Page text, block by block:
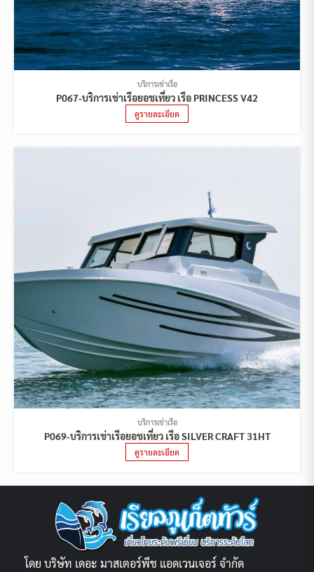
บริการเช่าเรือ
P067-บริการเช่าเรือยอชเที่ยว เรือ PRINCESS V42
ดูรายละเอียด
บริการเช่าเรือ
P069-บริการเช่าเรือยอชเที่ยว เรือ SILVER CRAFT 31HT
ดูรายละเอียด
โดย บริษัท เดอะ มาสเตอร์พีช แอดเวนเจอร์ จำกัด